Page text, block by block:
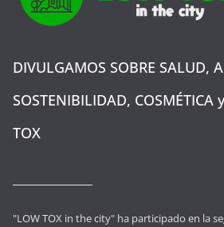
DIVULGAMOS SOBRE SALUD,
SOSTENIBILIDAD, COSMÉTICA
TOX
"LOW TOX in the city" ha participado en la